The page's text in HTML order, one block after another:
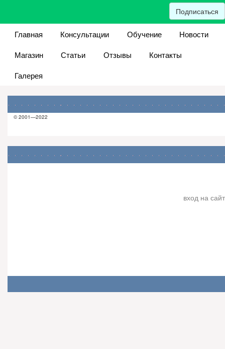
Подписаться
Главная Консультации Обучение
Новости
Магазин
Статьи Отзывы
Контакты
Галерея
© 2001—2022
вход на сайт